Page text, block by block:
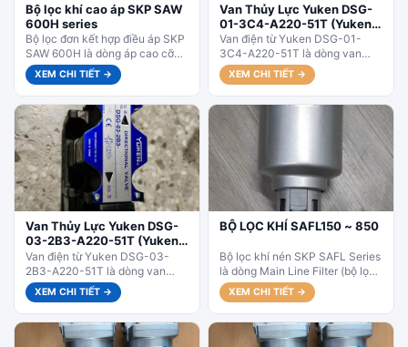
Bộ lọc khí cao áp SKP SAW
600H series
Bộ lọc đơn kết hợp điều áp SKP
SAW 600H là dòng áp cao cỡ
lớn, ren nối 3/4” và...
XEM CHI TIẾT →
Van Thủy Lực Yuken DSG-
01-3C4-A220-51T (Yuken
Taiwan)
Van điện từ Yuken DSG-01-
3C4-A220-51T là dòng van
phân phối điện từ 4/3 (4 cổng –
3 vị trí) kiểu...
XEM CHI TIẾT →
Van Thủy Lực Yuken DSG-
03-2B3-A220-51T (Yuken
Taiwan)
Van điện từ Yuken DSG-03-
2B3-A220-51T là dòng van
phân phối điện từ 4/2 (4 cổng –
2 vị trí) kiểu...
XEM CHI TIẾT →
BỘ LỌC KHÍ SAFL150 ~ 850
Bộ lọc khí nén SKP SAFL Series
là dòng Main Line Filter (bộ lọc
nguồn khí nén) cao cấp của...
XEM CHI TIẾT →